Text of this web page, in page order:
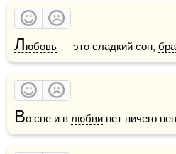
Любовь — это сладкий сон,
Во сне и в любви нет ничего